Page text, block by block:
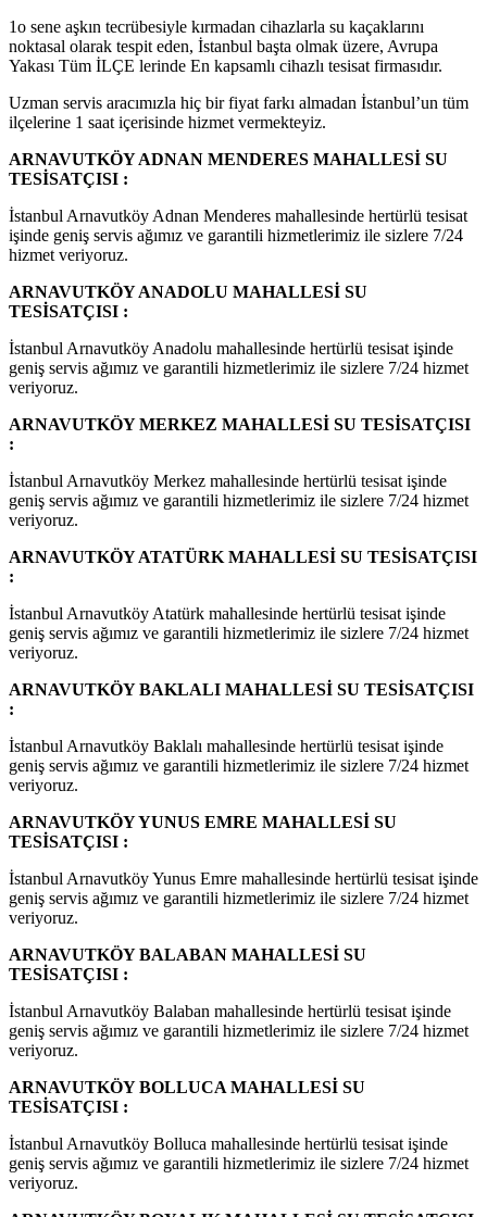
1o sene aşkın tecrübesiyle kırmadan cihazlarla su kaçaklarını
noktasal olarak tespit eden, İstanbul başta olmak üzere, Avrupa
Yakası Tüm İLÇE lerinde En kapsamlı cihazlı tesisat firmasıdır.
Uzman servis aracımızla hiç bir fiyat farkı almadan İstanbul’un tüm
ilçelerine 1 saat içerisinde hizmet vermekteyiz.
ARNAVUTKÖY ADNAN MENDERES MAHALLESİ SU
TESİSATÇISI :
İstanbul Arnavutköy Adnan Menderes mahallesinde hertürlü tesisat
işinde geniş servis ağımız ve garantili hizmetlerimiz ile sizlere 7/24
hizmet veriyoruz.
ARNAVUTKÖY ANADOLU MAHALLESİ SU
TESİSATÇISI :
İstanbul Arnavutköy Anadolu mahallesinde hertürlü tesisat işinde
geniş servis ağımız ve garantili hizmetlerimiz ile sizlere 7/24 hizmet
veriyoruz.
ARNAVUTKÖY MERKEZ MAHALLESİ SU TESİSATÇISI
:
İstanbul Arnavutköy Merkez mahallesinde hertürlü tesisat işinde
geniş servis ağımız ve garantili hizmetlerimiz ile sizlere 7/24 hizmet
veriyoruz.
ARNAVUTKÖY ATATÜRK MAHALLESİ SU TESİSATÇISI
:
İstanbul Arnavutköy Atatürk mahallesinde hertürlü tesisat işinde
geniş servis ağımız ve garantili hizmetlerimiz ile sizlere 7/24 hizmet
veriyoruz.
ARNAVUTKÖY BAKLALI MAHALLESİ SU TESİSATÇISI
:
İstanbul Arnavutköy Baklalı mahallesinde hertürlü tesisat işinde
geniş servis ağımız ve garantili hizmetlerimiz ile sizlere 7/24 hizmet
veriyoruz.
ARNAVUTKÖY YUNUS EMRE MAHALLESİ SU
TESİSATÇISI :
İstanbul Arnavutköy Yunus Emre mahallesinde hertürlü tesisat işinde
geniş servis ağımız ve garantili hizmetlerimiz ile sizlere 7/24 hizmet
veriyoruz.
ARNAVUTKÖY BALABAN MAHALLESİ SU
TESİSATÇISI :
İstanbul Arnavutköy Balaban mahallesinde hertürlü tesisat işinde
geniş servis ağımız ve garantili hizmetlerimiz ile sizlere 7/24 hizmet
veriyoruz.
ARNAVUTKÖY BOLLUCA MAHALLESİ SU
TESİSATÇISI :
İstanbul Arnavutköy Bolluca mahallesinde hertürlü tesisat işinde
geniş servis ağımız ve garantili hizmetlerimiz ile sizlere 7/24 hizmet
veriyoruz.